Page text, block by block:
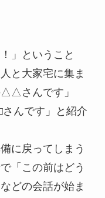
」ということ
と大家宅に集ま
さんです」
さんです」と紹介
に戻ってしまう
「この前はどう
どの会話が始ま